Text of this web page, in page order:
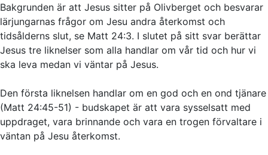
Bakgrunden är att Jesus sitter på Olivberget och besvarar
lärjungarnas frågor om Jesu andra återkomst och
tidsålderns slut, se Matt 24:3. I slutet på sitt svar berättar
Jesus tre liknelser som alla handlar om vår tid och hur vi
ska leva medan vi väntar på Jesus.
Den första liknelsen handlar om en god och en ond tjänare
(Matt 24:45-51) - budskapet är att vara sysselsatt med
uppdraget, vara brinnande och vara en trogen förvaltare i
väntan på Jesu återkomst.